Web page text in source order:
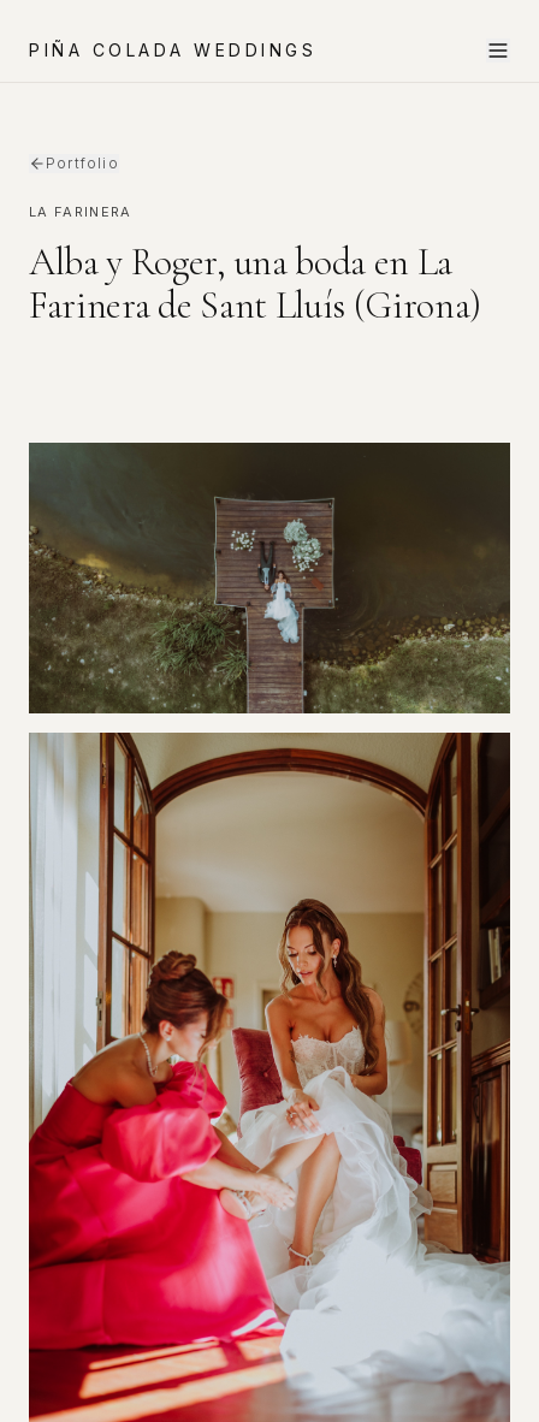
PIÑA COLADA WEDDINGS
Portfolio
LA FARINERA
Alba y Roger, una boda en La
Farinera de Sant Lluís (Girona)